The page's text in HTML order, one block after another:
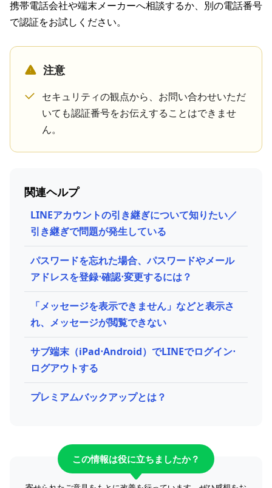
携帯電話会社や端末メーカーへ相談するか、別の電話番号
で認証をお試しください。
注意
セキュリティの観点から、お問い合わせいただ
いても認証番号をお伝えすることはできませ
ん。
関連ヘルプ
LINEアカウントの引き継ぎについて知りたい／
引き継ぎで問題が発生している
パスワードを忘れた場合、パスワードやメール
アドレスを登録⋅確認⋅変更するには？
「メッセージを表示できません」などと表示さ
れ、メッセージが閲覧できない
サブ端末（iPad⋅Android）でLINEでログイン⋅
ログアウトする
プレミアムバックアップとは？
この情報は役に立ちましたか？